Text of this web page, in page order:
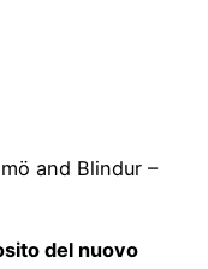
and Blindur –
del nuovo